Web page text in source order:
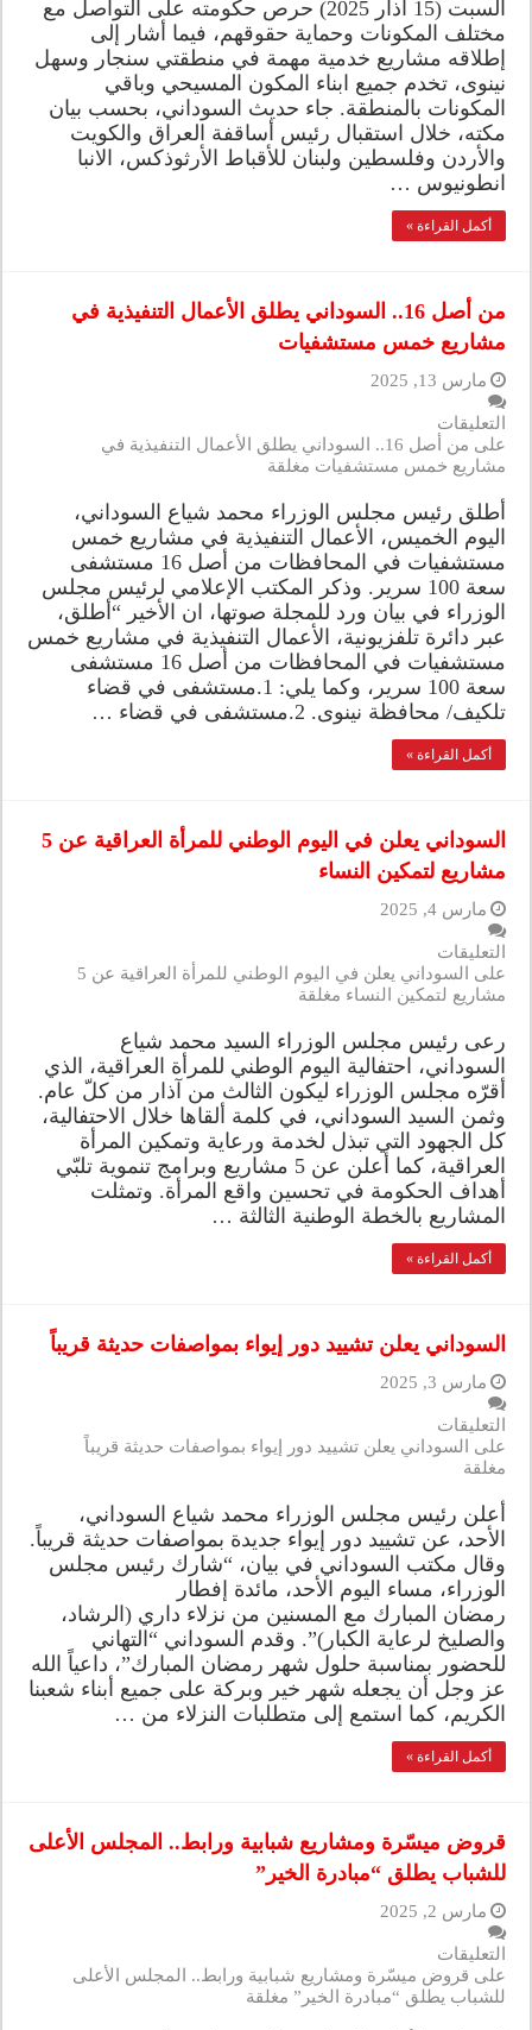
السبت (15 آذار 2025) حرص حكومته على التواصل مع
مختلف المكونات وحماية حقوقهم، فيما أشار إلى
إطلاقه مشاريع خدمية مهمة في منطقتي سنجار وسهل
نينوى، تخدم جميع ابناء المكون المسيحي وباقي
المكونات بالمنطقة. جاء حديث السوداني، بحسب بيان
مكته، خلال استقبال رئيس أساقفة العراق والكويت
والأردن وفلسطين ولبنان للأقباط الأرثوذكس، الانبا
انطونيوس …
أكمل القراءة »
من أصل 16.. السوداني يطلق الأعمال التنفيذية في
مشاريع خمس مستشفيات
مارس 13, 2025
التعليقات
على من أصل 16.. السوداني يطلق الأعمال التنفيذية في
مشاريع خمس مستشفيات مغلقة
أطلق رئيس مجلس الوزراء محمد شياع السوداني،
اليوم الخميس، الأعمال التنفيذية في مشاريع خمس
مستشفيات في المحافظات من أصل 16 مستشفى
سعة 100 سرير. وذكر المكتب الإعلامي لرئيس مجلس
الوزراء في بيان ورد للمجلة صوتها، ان الأخير “أطلق،
عبر دائرة تلفزيونية، الأعمال التنفيذية في مشاريع خمس
مستشفيات في المحافظات من أصل 16 مستشفى
سعة 100 سرير، وكما يلي: 1.مستشفى في قضاء
تلكيف/ محافظة نينوى. 2.مستشفى في قضاء …
أكمل القراءة »
السوداني يعلن في اليوم الوطني للمرأة العراقية عن 5
مشاريع لتمكين النساء
مارس 4, 2025
التعليقات
على السوداني يعلن في اليوم الوطني للمرأة العراقية عن 5
مشاريع لتمكين النساء مغلقة
رعى رئيس مجلس الوزراء السيد محمد شياع
السوداني، احتفالية اليوم الوطني للمرأة العراقية، الذي
أقرّه مجلس الوزراء ليكون الثالث من آذار من كلّ عام.
وثمن السيد السوداني، في كلمة ألقاها خلال الاحتفالية،
كل الجهود التي تبذل لخدمة ورعاية وتمكين المرأة
العراقية، كما أعلن عن 5 مشاريع وبرامج تنموية تلبّي
أهداف الحكومة في تحسين واقع المرأة. وتمثلت
المشاريع بالخطة الوطنية الثالثة …
أكمل القراءة »
السوداني يعلن تشييد دور إيواء بمواصفات حديثة قريباً
مارس 3, 2025
التعليقات
على السوداني يعلن تشييد دور إيواء بمواصفات حديثة قريباً
مغلقة
أعلن رئيس مجلس الوزراء محمد شياع السوداني،
الأحد، عن تشييد دور إيواء جديدة بمواصفات حديثة قريباً.
وقال مكتب السوداني في بيان، “شارك رئيس مجلس
الوزراء، مساء اليوم الأحد، مائدة إفطار
رمضان المبارك مع المسنين من نزلاء داري (الرشاد،
والصليخ لرعاية الكبار)”. وقدم السوداني “التهاني
للحضور بمناسبة حلول شهر رمضان المبارك”، داعياً الله
عز وجل أن يجعله شهر خير وبركة على جميع أبناء شعبنا
الكريم، كما استمع إلى متطلبات النزلاء من …
أكمل القراءة »
قروض ميسّرة ومشاريع شبابية ورابط.. المجلس الأعلى
للشباب يطلق “مبادرة الخير”
مارس 2, 2025
التعليقات
على قروض ميسّرة ومشاريع شبابية ورابط.. المجلس الأعلى
للشباب يطلق “مبادرة الخير” مغلقة